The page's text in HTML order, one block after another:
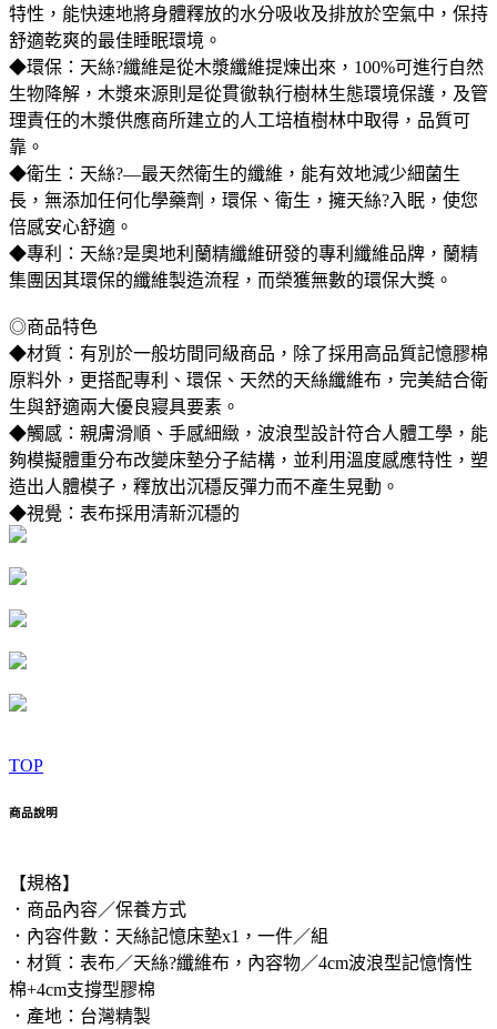
特性，能快速地將身體釋放的水分吸收及排放於空氣中，保持
舒適乾爽的最佳睡眠環境。
◆環保：天絲?纖維是從木漿纖維提煉出來，100%可進行自然
生物降解，木漿來源則是從貫徹執行樹林生態環境保護，及管
理責任的木漿供應商所建立的人工培植樹林中取得，品質可
靠。
◆衛生：天絲?—最天然衛生的纖維，能有效地減少細菌生
長，無添加任何化學藥劑，環保、衛生，擁天絲?入眠，使您
倍感安心舒適。
◆專利：天絲?是奧地利蘭精纖維研發的專利纖維品牌，蘭精
集團因其環保的纖維製造流程，而榮獲無數的環保大獎。
◎商品特色
◆材質：有別於一般坊間同級商品，除了採用高品質記憶膠棉
原料外，更搭配專利、環保、天然的天絲纖維布，完美結合衛
生與舒適兩大優良寢具要素。
◆觸感：親膚滑順、手感細緻，波浪型設計符合人體工學，能
夠模擬體重分布改變床墊分子結構，並利用溫度感應特性，塑
造出人體模子，釋放出沉穩反彈力而不產生晃動。
◆視覺：表布採用清新沉穩的
TOP
商品說明
【規格】
．商品內容／保養方式
．內容件數：天絲記憶床墊x1，一件／組
．材質：表布／天絲?纖維布，內容物／4cm波浪型記憶惰性
棉+4cm支撐型膠棉
．產地：台灣精製